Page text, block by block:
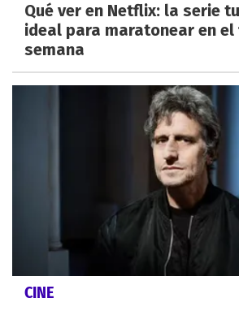
Qué ver en Netflix: la serie
ideal para maratonear en el
semana
CINE